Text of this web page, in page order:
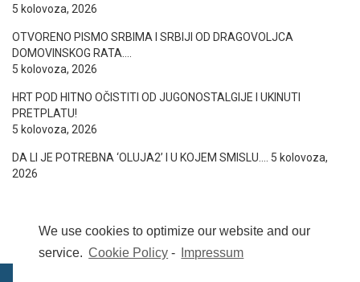
We use cookies to optimize our website and our
service. Cookie Policy - Impressum
5 kolovoza, 2026
OTVORENO PISMO SRBIMA I SRBIJI OD DRAGOVOLJCA
DOMOVINSKOG RATA….
5 kolovoza, 2026
HRT POD HITNO OČISTITI OD JUGONOSTALGIJE I UKINUTI
PRETPLATU!
5 kolovoza, 2026
DA LI JE POTREBNA ‘OLUJA2’ I U KOJEM SMISLU….
5 kolovoza,
2026